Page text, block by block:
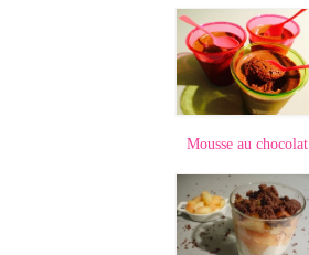
Mousse au chocolat